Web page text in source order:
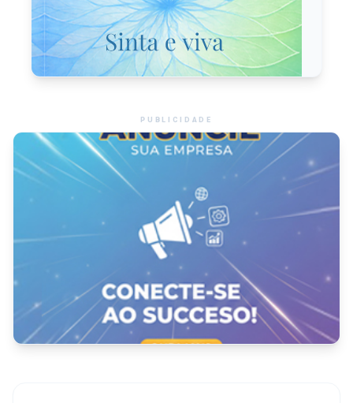
PUBLICIDADE